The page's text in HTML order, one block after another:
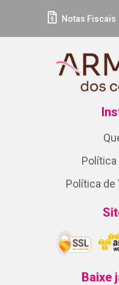
Notas Fiscais
Política de
Baixe